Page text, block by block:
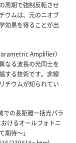
周期で強制反転させ
ウムは、元のニオブ
効果を得ることが出
Amplifier）
なる波長の光同士を
する技術です。非線
チウムが知られてい
での長距離一括光パラ
けるオールフォトニ
期待～」